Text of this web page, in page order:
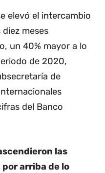
elevó el intercambio
meses
un 40% mayor a lo
de 2020,
de
del Banco
las
arriba de lo